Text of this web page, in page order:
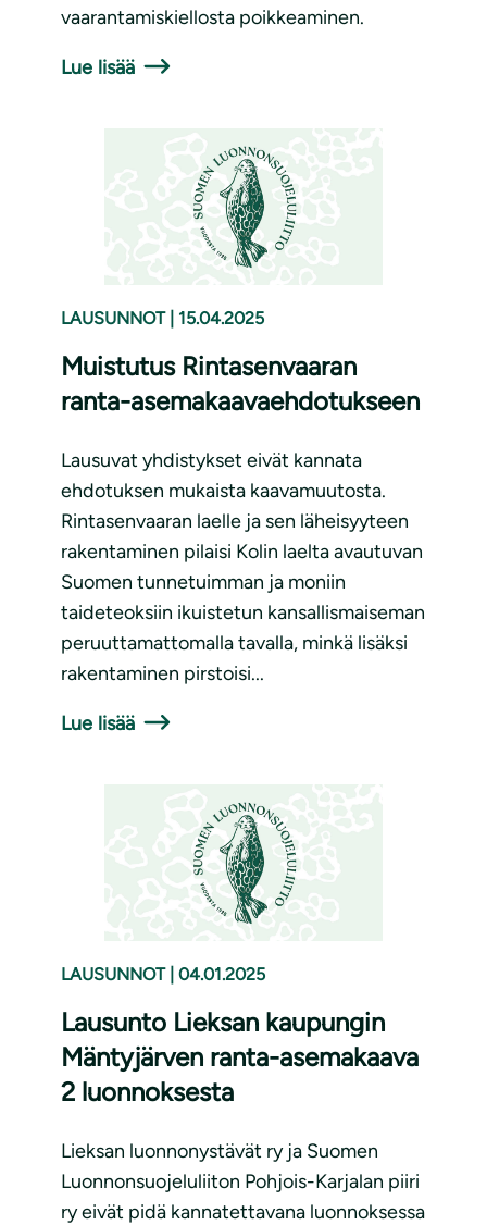
vaarantamiskiellosta poikkeaminen.
Lue lisää
LAUSUNNOT 15.04.2025
Muistutus Rintasenvaaran
ranta-asemakaavaehdotukseen
Lausuvat yhdistykset eivät kannata
ehdotuksen mukaista kaavamuutosta.
Rintasenvaaran laelle ja sen läheisyyteen
rakentaminen pilaisi Kolin laelta avautuvan
Suomen tunnetuimman ja moniin
taideteoksiin ikuistetun kansallismaiseman
peruuttamattomalla tavalla, minkä lisäksi
rakentaminen pirstoisi...
Lue lisää
LAUSUNNOT 04.01.2025
Lausunto Lieksan kaupungin
Mäntyjärven ranta-asemakaava
2 luonnoksesta
Lieksan luonnonystävät ry ja Suomen
Luonnonsuojeluliiton Pohjois-Karjalan piiri
ry eivät pidä kannatettavana luonnoksessa